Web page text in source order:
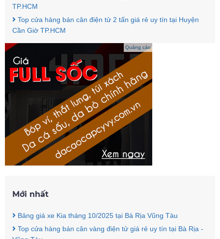
TP.HCM
Top cửa hàng bán cân điện tử 2 tấn giá rẻ uy tín tại Huyện
Cần Giờ TP.HCM
Quảng cáo
Mới nhất
Bảng giá xe Kia tháng 10/2025 tại Bà Rịa Vũng Tàu
Top cửa hàng bán cân vàng điện tử giá rẻ uy tín tại Bà Rịa -